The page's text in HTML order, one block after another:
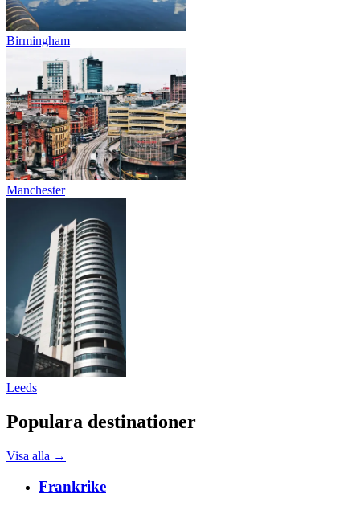
Birmingham
Manchester
Leeds
Populara destinationer
Visa alla →
Frankrike